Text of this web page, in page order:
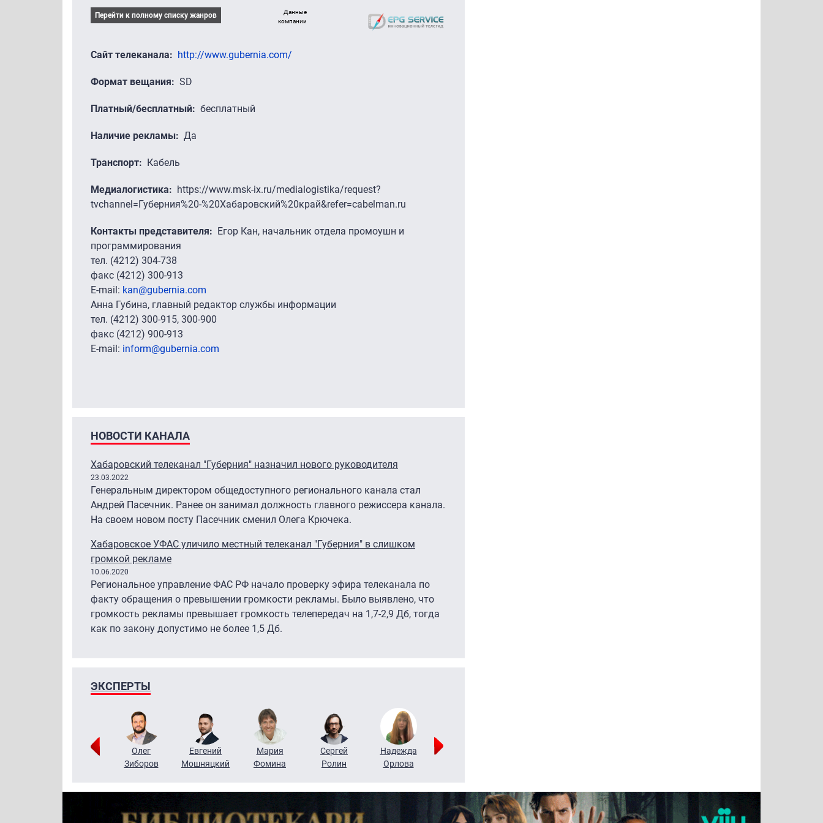
Перейти к полному списку жанров
Данные
компании
Сайт телеканала http://www.gubernia.com/
Формат вещания SD
Платный/бесплатный бесплатный
Наличие рекламы Да
Транспорт Кабель
Медиалогистика
https://www.msk-ix.ru/medialogistika/request?
tvchannel=Губерния%20-%20Хабаровский%20край&refer=cabelman.ru
Контакты представителя
Егор Кан, начальник отдела промоушн и
программирования
тел. (4212) 304-738
факс (4212) 300-913
E-mail: kan@gubernia.com
Анна Губина, главный редактор службы информации
тел. (4212) 300-915, 300-900
факс (4212) 900-913
E-mail: inform@gubernia.com
НОВОСТИ КАНАЛА
Хабаровский телеканал "Губерния" назначил нового руководителя
23.03.2022
Генеральным директором общедоступного регионального канала стал
Андрей Пасечник. Ранее он занимал должность главного режиссера канала.
На своем новом посту Пасечник сменил Олега Крючека.
Хабаровское УФАС уличило местный телеканал "Губерния" в слишком
громкой рекламе
10.06.2020
Региональное управление ФАС РФ начало проверку эфира телеканала по
факту обращения о превышении громкости рекламы. Было выявлено, что
громкость рекламы превышает громкость телепередач на 1,7-2,9 Дб, тогда
как по закону допустимо не более 1,5 Дб.
ЭКСПЕРТЫ
Григорий
Олег
Зиборов
Евгений
Мошняцкий
Мария
Фомина
Сергей
Ролин
Надежда
Орлова